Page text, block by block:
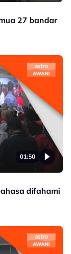
27 bandar
01:50
difahami